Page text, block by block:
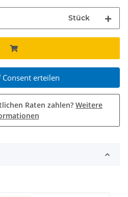
Stück
Consent erteilen
Raten zahlen? Weitere